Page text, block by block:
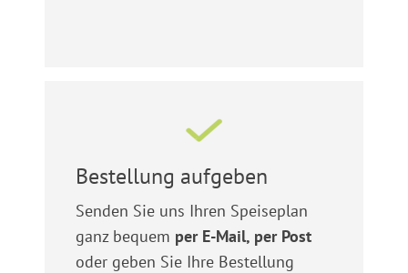
Bestellung aufgeben
Senden Sie uns Ihren Speiseplan
ganz bequem per E-Mail, per Post
oder geben Sie Ihre Bestellung